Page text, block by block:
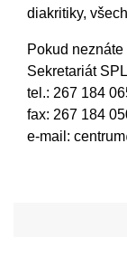
diakritiky,
Pokud
Sekretariát
tel.: 267 184
fax: 267 184
e-mail: